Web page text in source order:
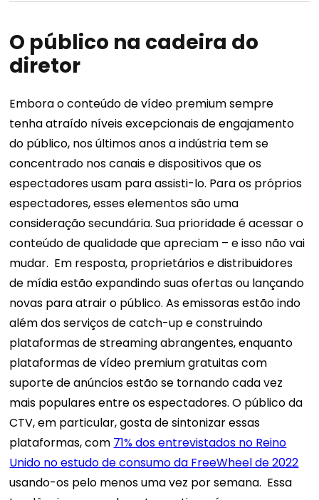
O público na cadeira do
diretor
Embora o conteúdo de vídeo premium sempre
tenha atraído níveis excepcionais de engajamento
do público, nos últimos anos a indústria tem se
concentrado nos canais e dispositivos que os
espectadores usam para assisti-lo. Para os próprios
espectadores, esses elementos são uma
consideração secundária. Sua prioridade é acessar o
conteúdo de qualidade que apreciam – e isso não vai
mudar. Em resposta, proprietários e distribuidores
de mídia estão expandindo suas ofertas ou lançando
novas para atrair o público. As emissoras estão indo
além dos serviços de catch-up e construindo
plataformas de streaming abrangentes, enquanto
plataformas de vídeo premium gratuitas com
suporte de anúncios estão se tornando cada vez
mais populares entre os espectadores. O público da
CTV, em particular, gosta de sintonizar essas
plataformas, com 71% dos entrevistados no Reino
Unido no estudo de consumo da FreeWheel de 2022
usando-os pelo menos uma vez por semana. Essa